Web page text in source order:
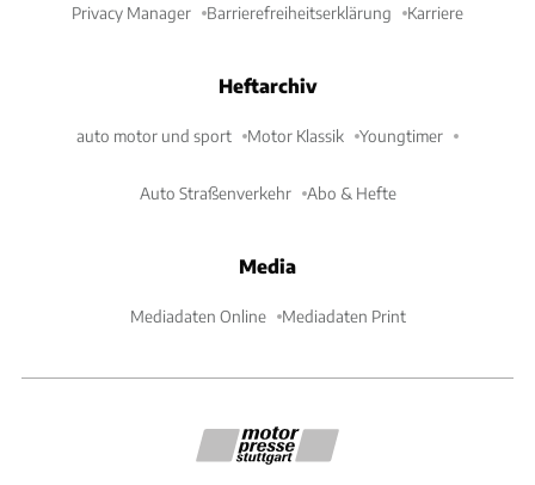
Privacy Manager Barrierefreiheitserklärung Karriere
Heftarchiv
auto motor und sport Motor Klassik Youngtimer
Auto Straßenverkehr Abo & Hefte
Media
Mediadaten Online Mediadaten Print